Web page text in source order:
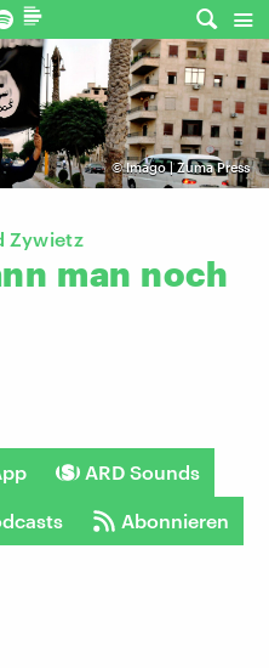
©Imago | Zuma Press
Zywietz
man noch
ARD Sounds
Abonnieren